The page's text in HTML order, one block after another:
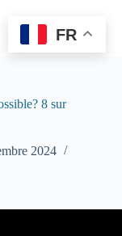
8 sur
2024
FR